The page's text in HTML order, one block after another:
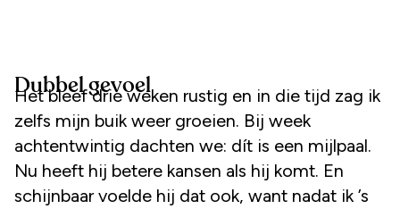
Dubbel gevoel
Het bleef drie weken rustig en in die tijd zag ik
zelfs mijn buik weer groeien. Bij week
achtentwintig dachten we: dít is een mijlpaal.
Nu heeft hij betere kansen als hij komt. En
schijnbaar voelde hij dat ook, want nadat ik ’s